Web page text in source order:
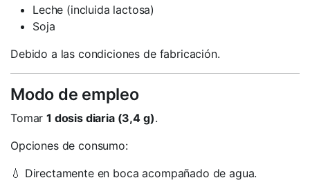
Leche (incluida lactosa)
Soja
Debido a las condiciones de fabricación.
Modo de empleo
Tomar1 dosis diaria (3,4 g).
Opciones de consumo:
💧 Directamente en boca acompañado de agua.